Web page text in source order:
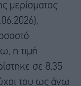
μερίσματος
η τιμή
σε 8,35
του ως άνω